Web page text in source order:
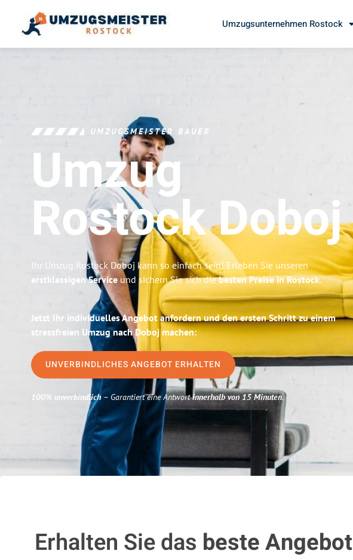
Umzugsunternehmen Rostock
UMZUGSMEISTER BAUER
Umzug
RostockDoboj
Ihr Umzug Rostock Doboj kann so einfach sein! Erleben Sie unseren
erstklassigen Service und sichern Sie sich diebesten Preise in Rostock.
Jetzt Ihr individuelles Angebot anfordern und den ersten Schritt zu einem
stressfreien Umzug nach Doboj machen:
UNVERBINDLICHES ANGEBOT ERHALTEN
100% unverbindlich– Garantiert eine Antwortinnerhalb von 15 Minuten.
Erhalten Sie das beste Angebot